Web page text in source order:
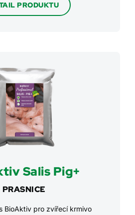
PRODUKTU
Salis Pig+
PRASNICE
BioAktiv pro zvířecí krmivo